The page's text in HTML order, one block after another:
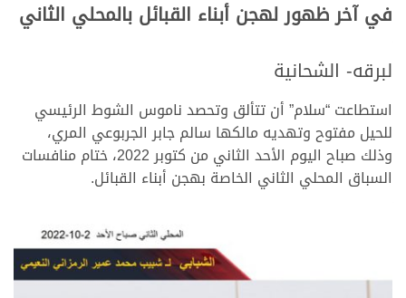
في آخر ظهور لهجن أبناء القبائل بالمحلي الثاني
لبرقه- الشحانية
استطاعت “سلام” أن تتألق وتحصد ناموس الشوط الرئيسي
للحيل مفتوح وتهديه مالكها سالم جابر الجربوعي المري،
وذلك صباح اليوم الأحد الثاني من كتوبر 2022، ختام منافسات
السباق المحلي الثاني الخاصة بهجن أبناء القبائل.